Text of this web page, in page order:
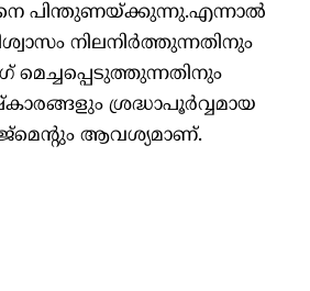
പിന്തുണയ്ക്കുന്നു.എന്നാല്‍
നിലനിര്‍ത്തുന്നതിനും
മെച്ചപ്പെടുത്തുന്നതിനും
ശ്രദ്ധാപൂര്‍വ്വമായ
ആവശ്യമാണ്.